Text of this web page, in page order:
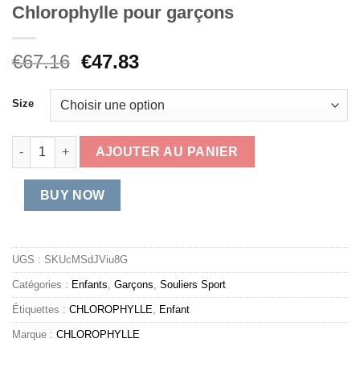
Chlorophylle pour garçons
€67.16 Le
initial
était :
€67.16.
€47.83Le
actuel
est :
€47.83.
Size
quantité de Arcturus-K - Souliers plein air Chlorophylle pour
AJOUTER AU PANIER
BUY NOW
UGS : SKUcMSdJViu8G
Catégories : Enfants Garçons Souliers Sport
Étiquettes : CHLOROPHYLLE Enfant
Marque : CHLOROPHYLLE